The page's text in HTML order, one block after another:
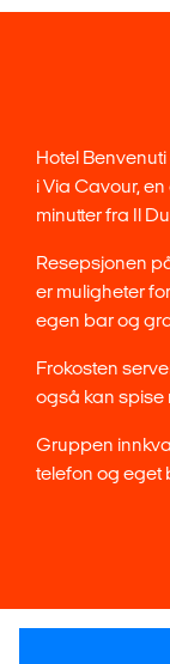
Hotel
i Via Cavour,
minutter fra Il
Resepsjonen
er muligheter
egen bar og
Frokosten
også kan spise
Gruppen
telefon og eget